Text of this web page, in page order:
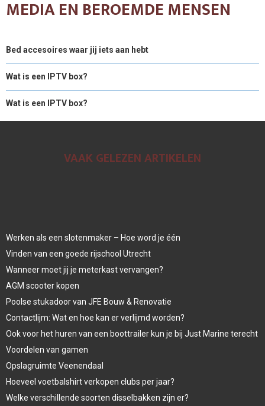
MEDIA EN BEROEMDE MENSEN
Bed accesoires waar jij iets aan hebt
Wat is een IPTV box?
Wat is een IPTV box?
VAAK GELEZEN ARTIKELEN
Werken als een slotenmaker – Hoe word je één
Vinden van een goede rijschool Utrecht
Wanneer moet jij je meterkast vervangen?
AGM scooter kopen
Poolse stukadoor van JFE Bouw & Renovatie
Contactlijm: Wat en hoe kan er verlijmd worden?
Ook voor het huren van een boottrailer kun je bij Just Marine terecht
Voordelen van gamen
Opslagruimte Veenendaal
Hoeveel voetbalshirt verkopen clubs per jaar?
Welke verschillende soorten disselbakken zijn er?